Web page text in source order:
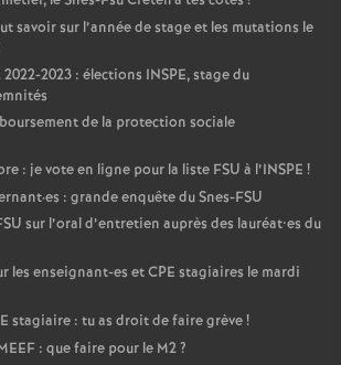
savoir sur l’année de stage et les mutations le
2023 : élections INSPE, stage du
de la protection sociale
: je vote en ligne pour la liste FSU à l’INSPE !
·es : grande enquête du Snes-FSU
sur l’oral d’entretien auprès des lauréat•es du
les enseignant-es etCPE stagiaires le mardi
stagiaire : tu as droit de faire grève!
: que faire pour le M2?